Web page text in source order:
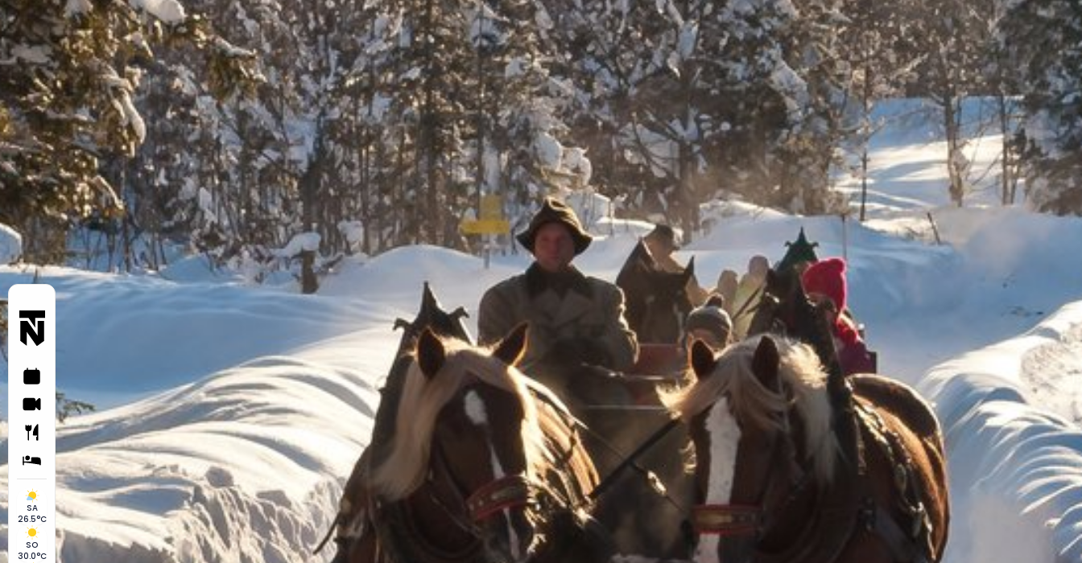
SA
26.5°C
SO
30.0°C